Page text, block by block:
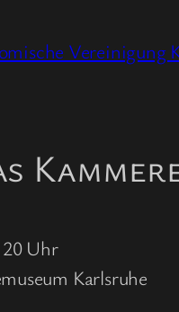
Vereinigung
Uhr
Karlsruhe